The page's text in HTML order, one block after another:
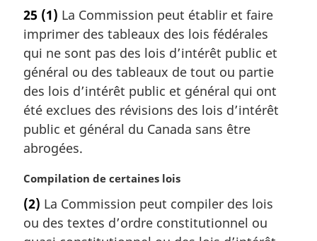
t
e
m
a
r
g
i
n
a
e
25 (1) La Commission peut établir et faire
imprimer des tableaux des lois fédérales
qui ne sont pas des lois d’intérêt public et
général ou des tableaux de tout ou partie
des lois d’intérêt public et général qui ont
été exclues des révisions des lois d’intérêt
public et général du Canada sans être
abrogées.
N
t
e
Compilation de certaines lois
(2) La Commission peut compiler des lois
ou des textes d’ordre constitutionnel ou